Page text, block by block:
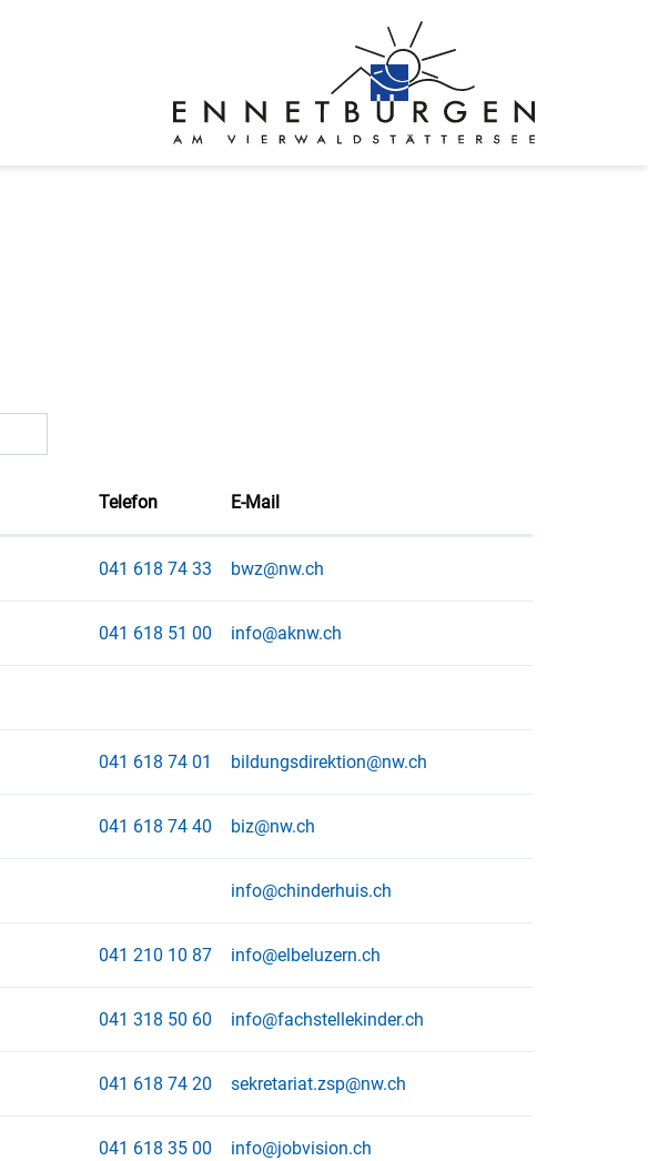
Telefon E-Mail
041 618 74 33 bwz@nw.ch
041 618 51 00 info@aknw.ch
041 618 74 01 bildungsdirektion@nw.ch
041 618 74 40 biz@nw.ch
info@chinderhuis.ch
041 210 10 87 info@elbeluzern.ch
041 318 50 60 info@fachstellekinder.ch
041 618 74 20 sekretariat.zsp@nw.ch
041 618 35 00 info@jobvision.ch